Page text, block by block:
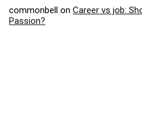
commonbell
on Career vs job:
Passion?